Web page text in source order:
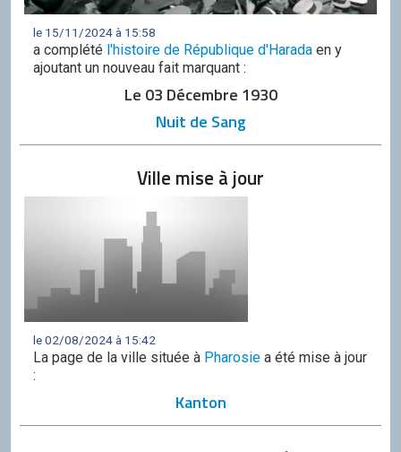
le 15/11/2024 à 15:58
a complété l'histoire de République d'Harada en y
ajoutant un nouveau fait marquant :
Le 03 Décembre 1930
Nuit de Sang
Ville mise à jour
le 02/08/2024 à 15:42
La page de la ville située à Pharosie a été mise à jour
:
Kanton